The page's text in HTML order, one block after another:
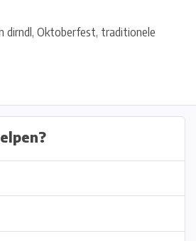
dirndl, Oktoberfest, traditionele